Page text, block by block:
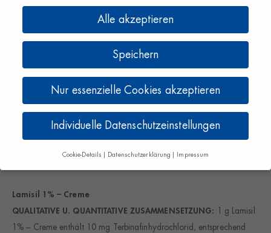
wünschen und eine Creme bevorzugen
Dreifach wirksam bei Fußpilz zwischen den Zehen:
Tötet den Pilz ab
Lindert die Symptome
Lamisil 1% – Creme
QUALITATIVE U. QUANTITATIVE ZUSAMMENSETZUNG: 1 g Lamisil
1% – Creme enthält 10 mg Terbinafinhydrochlorid, entsprechend
Alle akzeptieren
Speichern
Nur essenzielle Cookies akzeptieren
Individuelle Datenschutzeinstellungen
Cookie-Details Datenschutzerklärung Impressum
Datenschutzeinstellungen
Wenn Sie unter 16 Jahre alt sind und Ihre Zustimmung zu
freiwilligen Diensten geben möchten, müssen Sie Ihre
Erziehungsberechtigten um Erlaubnis bitten.